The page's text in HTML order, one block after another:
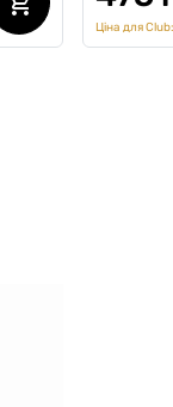
Ціна для Club: